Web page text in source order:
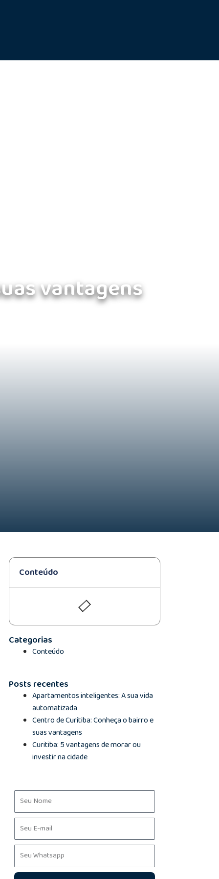
vantagens
Conteúdo
Categorias
Conteúdo
Posts recentes
Apartamentos inteligentes: A sua vida
automatizada
Centro de Curitiba: Conheça o bairro e
suas vantagens
Curitiba: 5 vantagens de morar ou
investir na cidade